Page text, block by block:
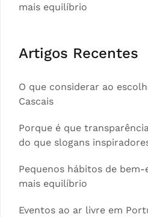
mais equilíbrio
Artigos Recentes
O que considerar ao
Cascais
Porque é que
do que slogans
Pequenos hábitos de
mais equilíbrio
Eventos ao ar livre em